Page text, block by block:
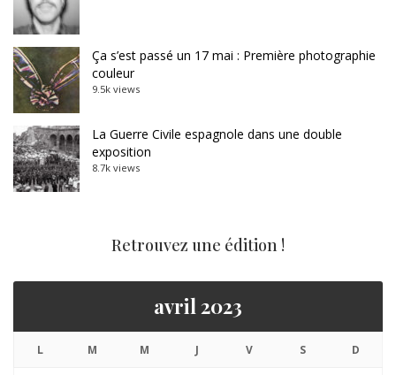
Ça s’est passé un 17 mai : Première photographie
couleur
9.5k views
La Guerre Civile espagnole dans une double
exposition
8.7k views
Retrouvez une édition !
avril 2023
L M M J V S D